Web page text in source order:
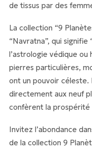
de tissus par des
La collection “9
“Navratna”, qui signifie
l’astrologie védique
pierres particulières,
ont un pouvoir
directement aux neuf
confèrent la prospérité
Invitez l’abondance
de la collection 9